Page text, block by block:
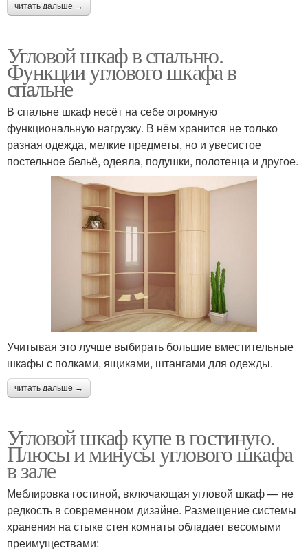
читать дальше →
Угловой шкаф в спальню.
Функции углового шкафа в
спальне
В спальне шкаф несёт на себе огромную
функциональную нагрузку. В нём хранится не только
разная одежда, мелкие предметы, но и увесистое
постельное бельё, одеяла, подушки, полотенца и другое.
Учитывая это лучше выбирать большие вместительные
шкафы с полками, ящиками, штангами для одежды.
читать дальше →
Угловой шкаф купе в гостиную.
Плюсы и минусы углового шкафа
в зале
Меблировка гостиной, включающая угловой шкаф — не
редкость в современном дизайне. Размещение системы
хранения на стыке стен комнаты обладает весомыми
преимуществами: